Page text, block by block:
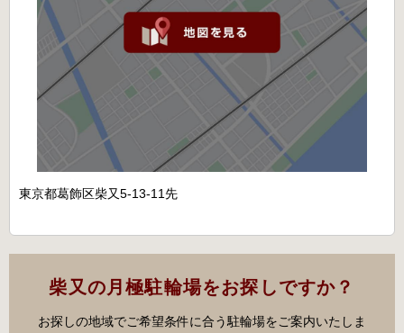
東京都葛飾区柴又5-13-11先
柴又の月極駐輪場をお探しですか？
お探しの地域でご希望条件に合う駐輪場をご案内いたしま